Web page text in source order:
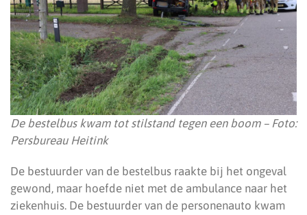
De bestelbus kwam tot stilstand tegen een boom – Foto:
Persbureau Heitink
De bestuurder van de bestelbus raakte bij het ongeval
gewond, maar hoefde niet met de ambulance naar het
ziekenhuis. De bestuurder van de personenauto kwam